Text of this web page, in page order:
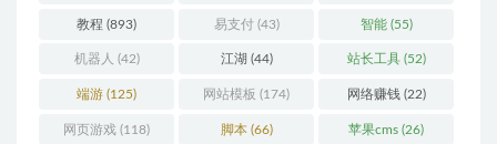
教程 (893) 易支付(43) 智能(55)
机器人 (42) 江湖 (44) 站长工具(52)
端游 (125) 网站模板 (174) 网络赚钱(22)
网页游戏 (118) 脚本(66) 苹果cms (26)